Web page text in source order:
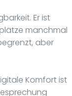
Er ist
manchmal
aber
Komfort ist